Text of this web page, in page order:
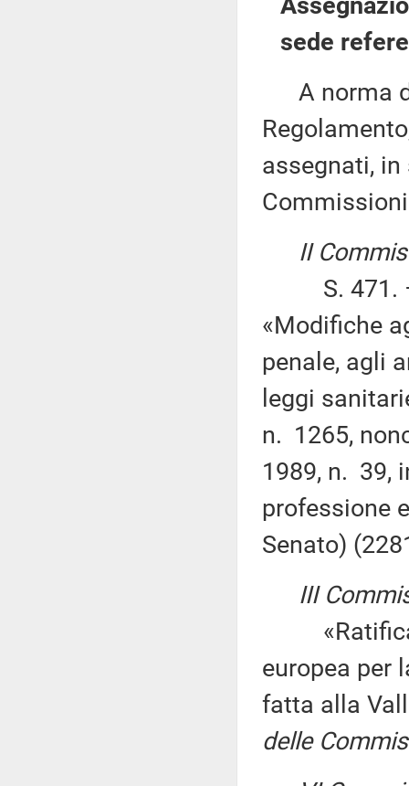
sede
A norma
assegnati,
II
S. 471. –
«Modifiche
penale, agli
leggi
n. 1265,
1989, n. 39,
professione
Senato)
III
«Ratifica
europea per
fatta alla
delle